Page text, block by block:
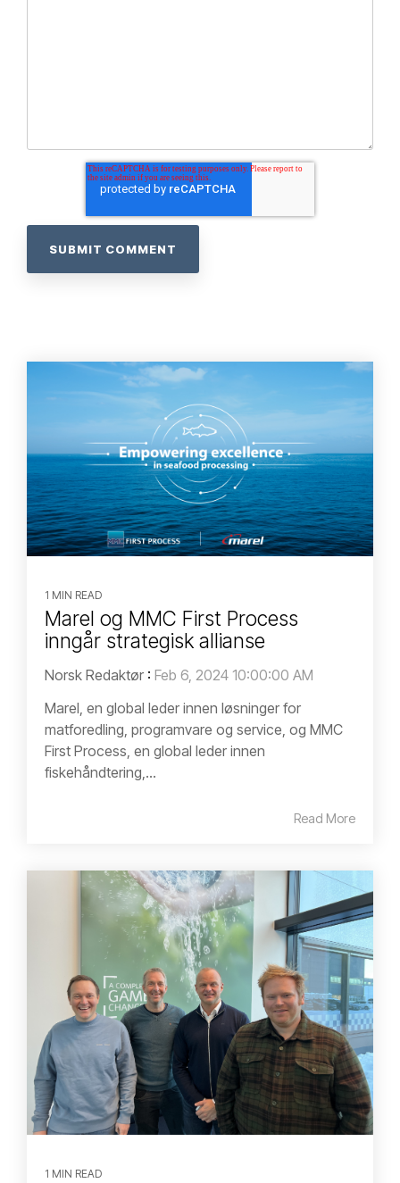
1 MIN READ
Marel og MMC First Process
inngår strategisk allianse
Norsk Redaktør : Feb 6, 2024 10:00:00 AM
Marel, en global leder innen løsninger for
matforedling, programvare og service, og MMC
First Process, en global leder innen
fiskehåndtering,...
Read More
1 MIN READ